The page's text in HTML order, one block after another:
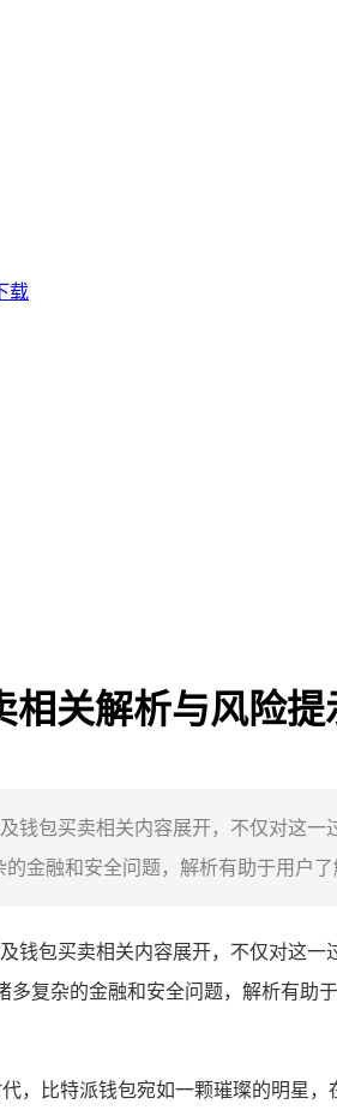
相关解析与风险提
钱包买卖相关内容展开，不仅对这
金融和安全问题，解析有助于用户
钱包买卖相关内容展开，不仅对这
复杂的金融和安全问题，解析有助
，比特派钱包宛如一颗璀璨的明星